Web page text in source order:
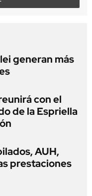
generan más
con el
de la Espriella
AUH,
prestaciones